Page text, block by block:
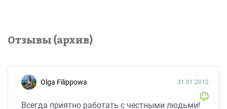
Отзывы (архив)
Olga Filippowa 31.01.2012
Всегда приятно работать с честными людьми!